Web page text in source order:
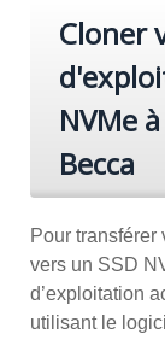
Cloner
NVMe
Becca
Pour transférer
vers un SSD
d’exploitation
utilisant le